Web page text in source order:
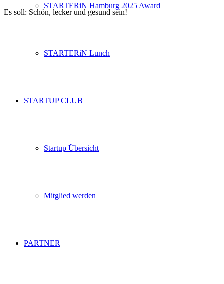
STARTERiN Hamburg 2025 Award
STARTERiN Lunch
STARTUP CLUB
Startup Übersicht
Mitglied werden
PARTNER
Es soll: Schön, lecker und gesund sein!